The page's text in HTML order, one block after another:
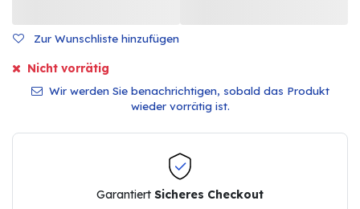
Zur Wunschliste hinzufügen
Nicht vorrätig
Wir werden Sie benachrichtigen, sobald das Produkt
wieder vorrätig ist.
Garantiert Sicheres Checkout